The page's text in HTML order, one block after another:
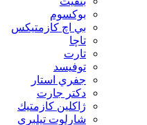
بوكسوم
بي اچ كازمتيكس
تاچا
تارت
توفيسد
جفري استار
دكتر جارت
ژاكلين كازمتيك
شارلوت تيلبري